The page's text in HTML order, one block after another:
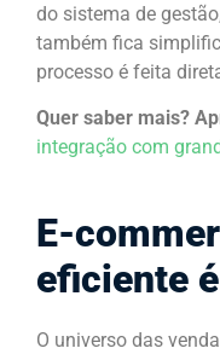
do sistema de
também fica
processo é feita
Quer saber mais?
integração com
E-
eficiente
O universo das